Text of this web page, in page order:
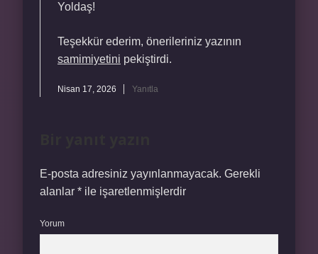
Yoldaş!
Teşekkür ederim, önerileriniz yazının
samimiyetini pekiştirdi.
Nisan 17, 2026 Yanıtla
E-posta adresiniz yayınlanmayacak. Gerekli
alanlar * ile işaretlenmişlerdir
Yorum